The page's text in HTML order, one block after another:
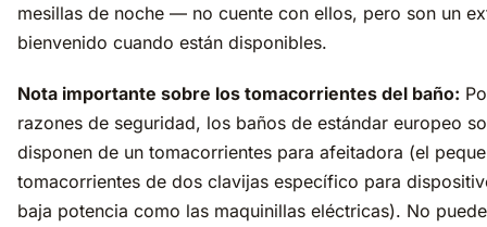
mesillas de noche — no cuente con ellos, pero son un
bienvenido cuando están disponibles.
Nota importante sobre los tomacorrientes del baño:
razones de seguridad, los baños de estándar europeo
disponen de un tomacorrientes para afeitadora (el
tomacorrientes de dos clavijas específico para
baja potencia como las maquinillas eléctricas). No puede